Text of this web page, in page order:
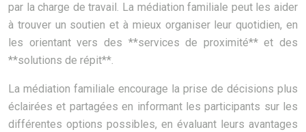
par la charge de travail. La médiation familiale peut les aider
à trouver un soutien et à mieux organiser leur quotidien, en
les orientant vers des **services de proximité** et des
**solutions de répit**.
La médiation familiale encourage la prise de décisions plus
éclairées et partagées en informant les participants sur les
différentes options possibles, en évaluant leurs avantages